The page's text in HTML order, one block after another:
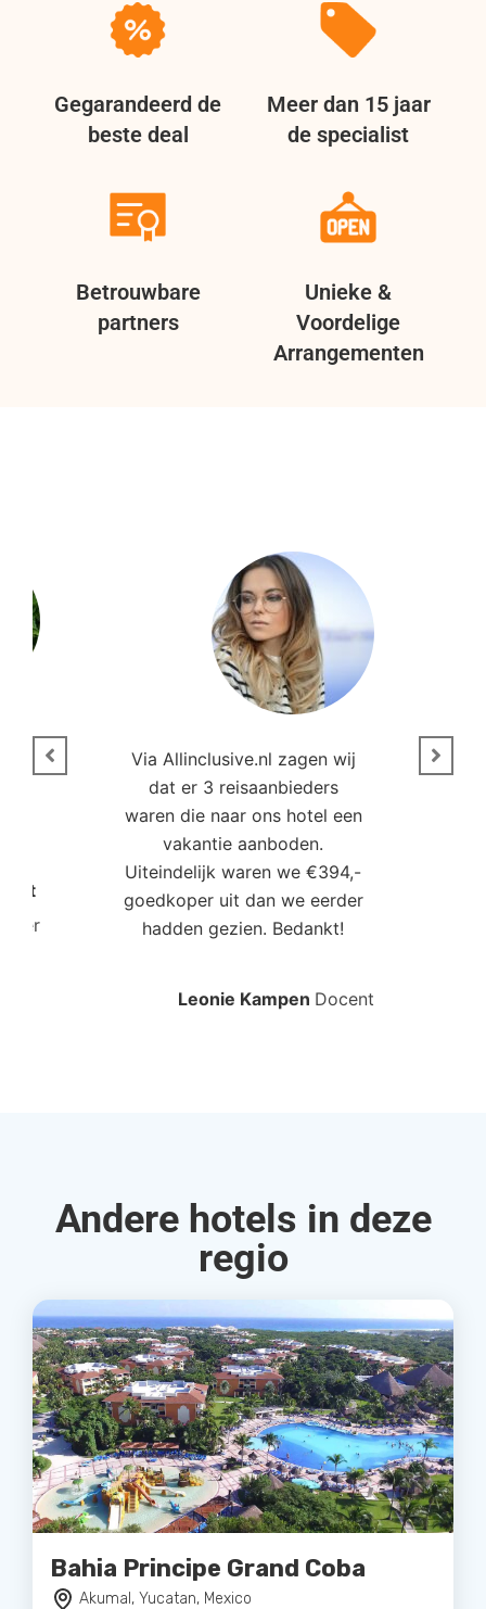
Gegarandeerd de
beste deal
Meer dan 15 jaar
de specialist
Betrouwbare
partners
Unieke &
Voordelige
Arrangementen
Via Allinclusive.nl zagen wij
dat er 3 reisaanbieders
waren die naar ons hotel een
vakantie aanboden.
Uiteindelijk waren we €394,-
goedkoper uit dan we eerder
hadden gezien. Bedankt!
Leonie Kampen Docent
Andere hotels in deze
regio
Bahia Principe Grand Coba
Akumal, Yucatan, Mexico